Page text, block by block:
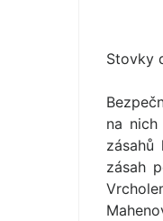
Stovky
na nich
zásah